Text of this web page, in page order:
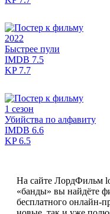
2022
Быстрее пули
IMDB 7.5
KP7.7
1 сезон
Убийства по алфавиту
IMDB 6.6
KP6.5
На сайте ЛордФильм
«банды» вы найдёте
бесплатного онлайн-